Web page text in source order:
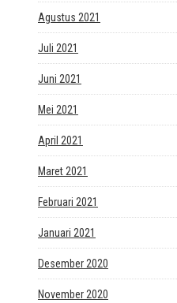
Agustus 2021
Juli 2021
Juni 2021
Mei 2021
April 2021
Maret 2021
Februari 2021
Januari 2021
Desember 2020
November 2020